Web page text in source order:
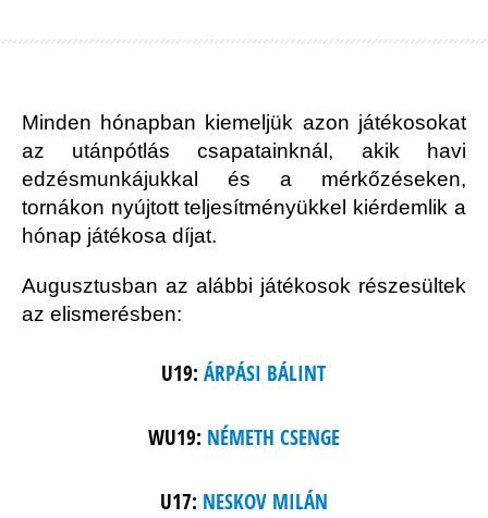
Minden hónapban kiemeljük azon játékosokat
az utánpótlás csapatainknál, akik havi
edzésmunkájukkal és a mérkőzéseken,
tornákon nyújtott teljesítményükkel kiérdemlik a
hónap játékosa díjat.
Augusztusban az alábbi játékosok részesültek
az elismerésben:
U19:ÁRPÁSI BÁLINT
WU19: NÉMETH CSENGE
U17: NESKOV MILÁN